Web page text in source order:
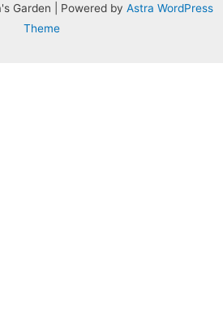
Garden | Powered by Astra WordPress
Theme